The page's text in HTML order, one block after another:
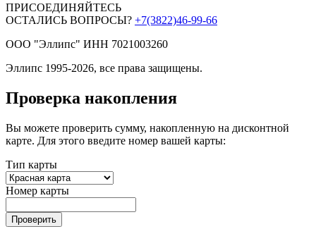
ПРИСОЕДИНЯЙТЕСЬ
ОСТАЛИСЬ ВОПРОСЫ? +7(3822)46-99-66
ООО "Эллипс" ИНН 7021003260
Эллипс 1995-2026, все права защищены.
Проверка накопления
Вы можете проверить сумму, накопленную на дисконтной
карте. Для этого введите номер вашей карты:
Тип карты
Номер карты
Проверить